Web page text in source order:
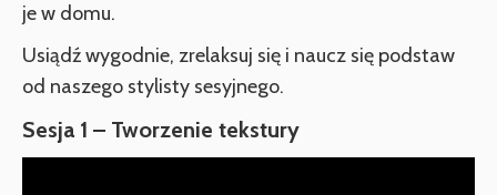
je w domu.
Usiądź wygodnie, zrelaksuj się i naucz się podstaw
od naszego stylisty sesyjnego.
Sesja 1 – Tworzenie tekstury